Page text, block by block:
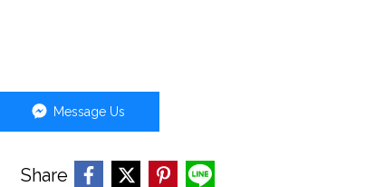
Message Us
Share